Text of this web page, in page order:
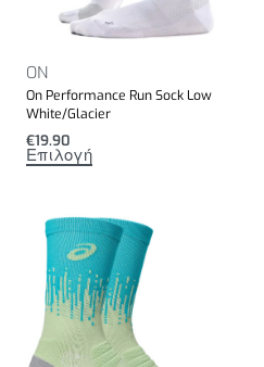
ON
On Performance Run Sock Low
White/Glacier
€19.90
Επιλογή